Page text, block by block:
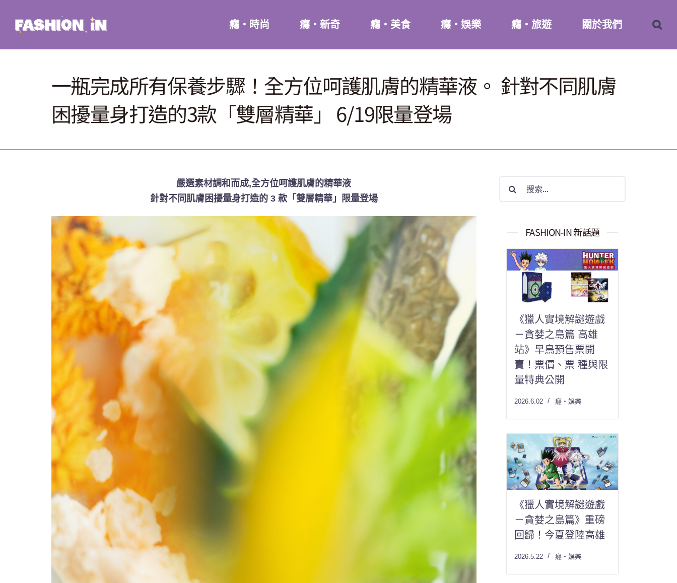
癮・時尚 癮・新奇 癮・美食 癮・娛樂 癮・旅遊 關於我們
一瓶完成所有保養步驟！全方位呵護肌膚的精華液。 針對不同肌膚
困擾量身打造的3款「雙層精華」 6/19限量登場
嚴選素材調和而成,全方位呵護肌膚的精華液
針對不同肌膚困擾量身打造的 3 款「雙層精華」限量登場
果：
FASHION-IN 新話題
《獵人實境解謎遊戲
－貪婪之島篇 高雄
站》早鳥預售票開
賣！票價、票 種與限
量特典公開
2026.6.02 癮・娛樂
《獵人實境解謎遊戲
－貪婪之島篇》重磅
回歸！今夏登陸高雄
2026.5.22 癮・娛樂